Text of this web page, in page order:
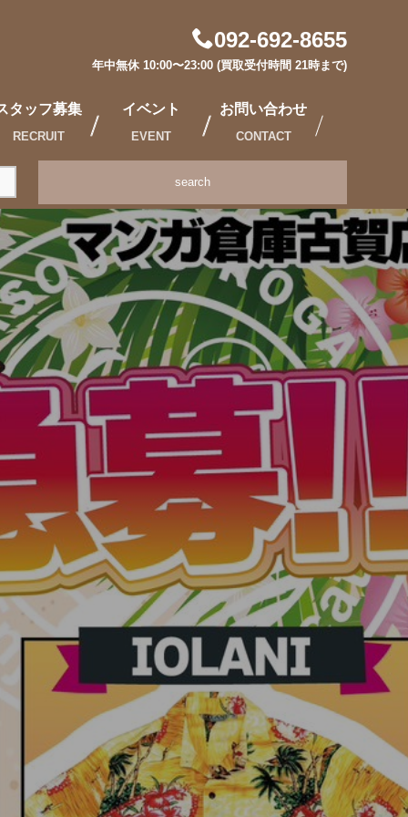
092-692-8655
年中無休 10:00〜23:00 (買取受付時間 21時まで)
タッフ募集
RECRUIT
イベント
EVENT
お問い合わせ
CONTACT
search